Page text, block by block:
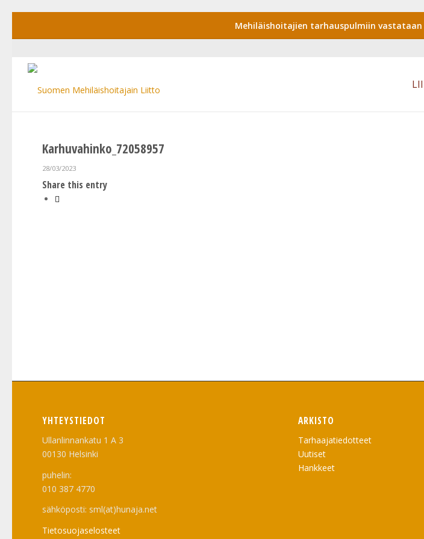
Mehiläishoitajien tarhauspulmiin vastataan
Karhuvahinko_72058957
28/03/2023
Share this entry
YHTEYSTIEDOT
Ullanlinnankatu 1 A 3
00130 Helsinki
puhelin:
010 387 4770
sähköposti: sml(at)hunaja.net
Tietosuojaselosteet
ARKISTO
Tarhaajatiedotteet
Uutiset
Hankkeet